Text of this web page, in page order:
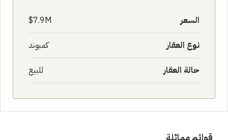
السعر 7.9M$
نوع العقار كمبوند
حالة العقار للبيع
قوائم مماثلة